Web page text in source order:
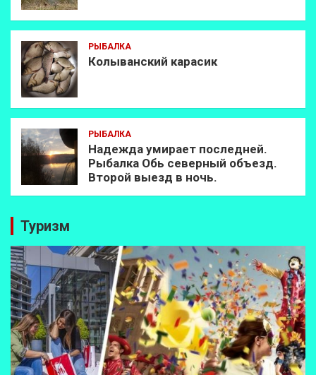
РЫБАЛКА
Колыванский карасик
РЫБАЛКА
Надежда умирает последней.
Рыбалка Обь северный объезд.
Второй выезд в ночь.
Туризм